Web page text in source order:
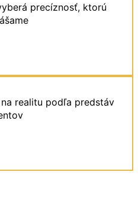
precíznosť, ktorú
realitu podľa predstáv